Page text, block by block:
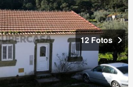
12 Fotos